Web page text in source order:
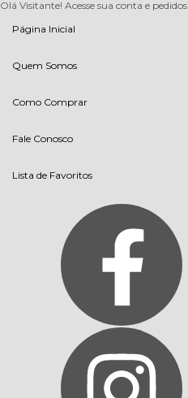
Olá Visitante! Acesse sua conta e pedidos
Página Inicial
Quem Somos
Como Comprar
Fale Conosco